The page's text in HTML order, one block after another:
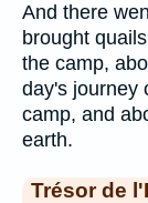
And there
brought
the camp,
day's journey
camp, and
earth.
Trésor de